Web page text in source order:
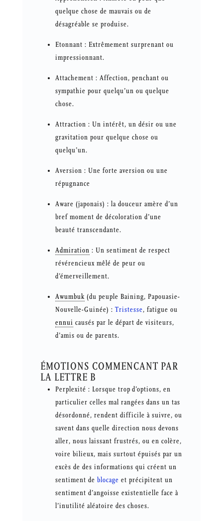
quelque chose de mauvais ou de
désagréable se produise.
Etonnant : Extrêmement surprenant ou
impressionnant.
Attachement : Affection, penchant ou
sympathie pour quelqu’un ou quelque
chose.
Attraction : Un intérêt, un désir ou une
gravitation pour quelque chose ou
quelqu’un.
Aversion : Une forte aversion ou une
répugnance
Aware (japonais) : la douceur amère d’un
bref moment de décoloration d’une
beauté transcendante.
Admiration : Un sentiment de respect
révérencieux mêlé de peur ou
d’émerveillement.
Awumbuk(du peuple Baining, Papouasie-
Nouvelle-Guinée) : Tristesse, fatigue ou
ennui causés par le départ de visiteurs,
d’amis ou de parents.
ÉMOTIONS COMMENCANT PAR
LA LETTRE B
Perplexité : Lorsque trop d’options, en
particulier celles mal rangées dans un tas
désordonné, rendent difficile à suivre, ou
savent dans quelle direction nous devons
aller, nous laissant frustrés, ou en colère,
voire bilieux, mais surtout épuisés par un
excès de des informations qui créent un
sentiment de blocage et précipitent un
sentiment d’angoisse existentielle face à
l’inutilité aléatoire des choses.